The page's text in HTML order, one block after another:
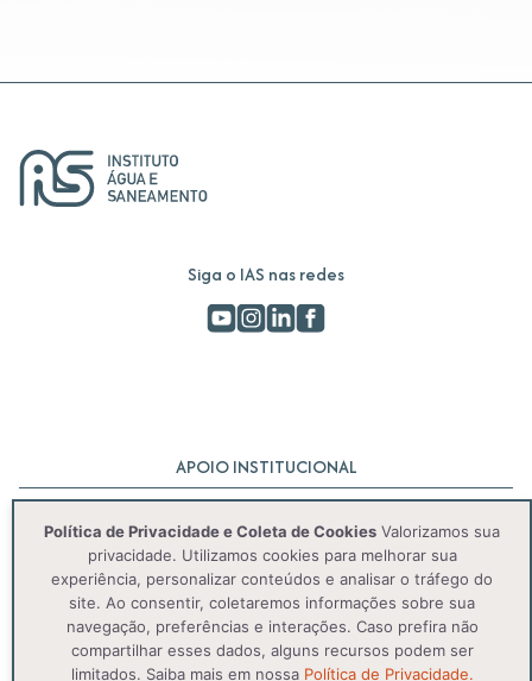
Siga o IAS nas redes
APOIO INSTITUCIONAL
© 2025 IAS. Todos os direitos reservados.
Política de Privacidade e Coleta de Cookies Valorizamos sua
privacidade. Utilizamos cookies para melhorar sua
experiência, personalizar conteúdos e analisar o tráfego do
site. Ao consentir, coletaremos informações sobre sua
navegação, preferências e interações. Caso prefira não
compartilhar esses dados, alguns recursos podem ser
limitados. Saiba mais em nossa Política de Privacidade.